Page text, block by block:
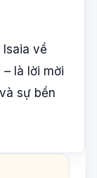
về
là lời mời
sự bền